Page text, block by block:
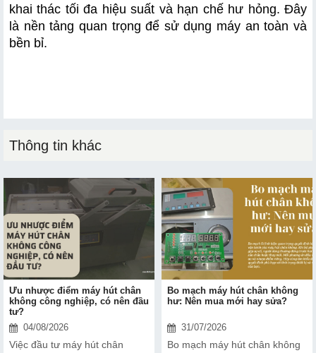
khai thác tối đa hiệu suất và hạn chế hư hỏng. Đây
là nền tảng quan trọng để sử dụng máy an toàn và
bền bỉ.
Thông tin khác
Ưu nhược điểm máy hút chân
không công nghiệp, có nên đầu
tư?
04/08/2026
Việc đầu tư máy hút chân
Bo mạch máy hút chân không
hư: Nên mua mới hay sửa?
31/07/2026
Bo mạch máy hút chân không